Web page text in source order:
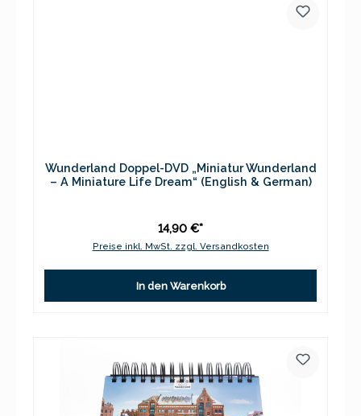
Wunderland Doppel-DVD „Miniatur Wunderland
– A Miniature Life Dream“ (English & German)
14,90 €*
Preise inkl. MwSt. zzgl. Versandkosten
In den Warenkorb